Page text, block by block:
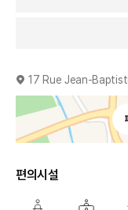
17 Rue Jean-
편의시설